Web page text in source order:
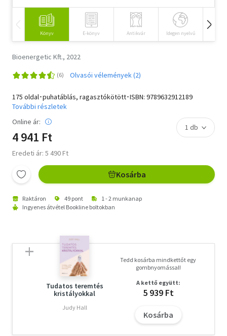
Vallás
Könyv E-könyv Antikvár Idegen nyelvű
Bioenergetic Kft., 2022
Olvasói vélemények (2)
175 oldal･puhatáblás, ragasztókötött･ISBN: 9789632912189
További részletek
Online ár:
4 941 Ft
Eredeti ár: 5 490 Ft
Kosárba
Raktáron 49 pont
1 - 2 munkanap
Ingyenes átvétel Bookline boltokban
Tudatos teremtés
kristályokkal
Judy Hall
Tedd kosárba mindkettőt egy
gombnyomással!
A kettő együtt:
5 939 Ft
Kosárba